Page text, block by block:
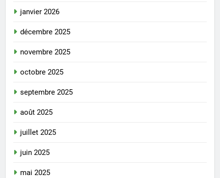
janvier 2026
décembre 2025
novembre 2025
octobre 2025
septembre 2025
août 2025
juillet 2025
juin 2025
mai 2025